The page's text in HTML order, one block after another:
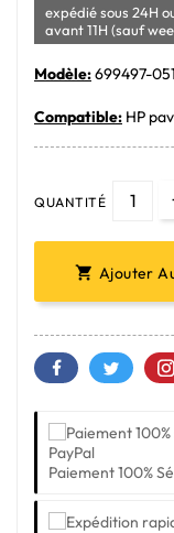
expédié sous 24H
avant 11H (sauf
Modèle:699497-051
Compatible: HP
QUANTITÉ
 Ajouter
Paiement 100%